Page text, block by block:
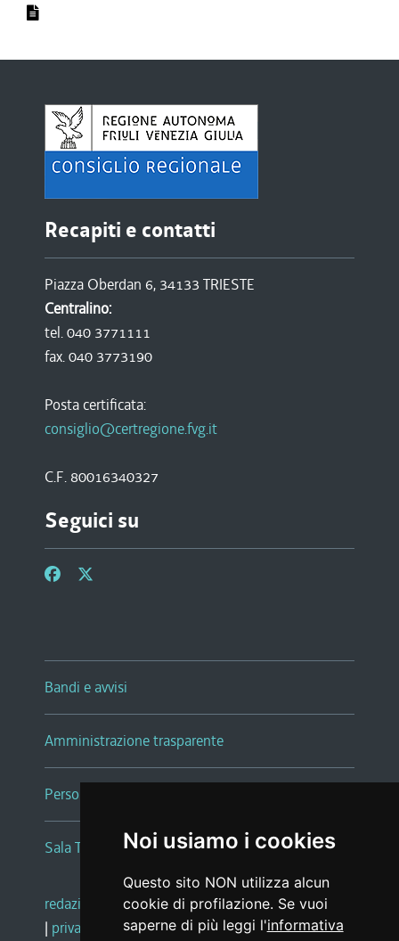
Noi usiamo i cookies
Questo sito NON utilizza alcun
cookie di profilazione. Se vuoi
saperne di più leggi l'informativa
Recapiti e contatti
Piazza Oberdan 6, 34133 TRIESTE
Centralino:
tel. 040 3771111
fax. 040 3773190
Posta certificata:
consiglio@certregione.fvg.it
C.F. 80016340327
Seguici su
Bandi e avvisi
Amministrazione trasparente
Persone e Uffici
Sala Tiziano Tessitori
redazione web |note legali |glossario
| privacy social media policy